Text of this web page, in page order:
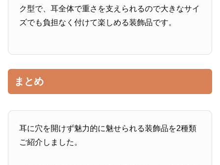
ク型で、耳全体で重さを支えられるので大きなサイ
ズでも負担なく付けて楽しめる装飾品です。
まとめ
耳に穴を開けず魅力的に魅せられる装飾品を2種類
ご紹介しました。